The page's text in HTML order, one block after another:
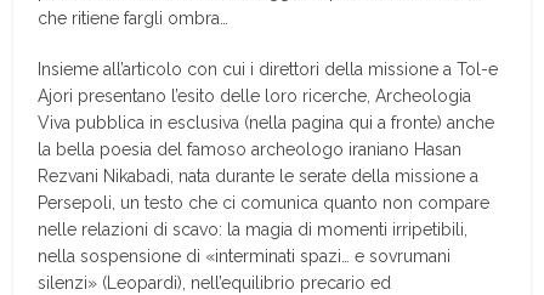
che ritiene fargli ombra…
Insieme all’articolo con cui i direttori della missione a Tol-e
Ajori presentano l’esito delle loro ricerche, Archeologia
Viva pubblica in esclusiva (nella pagina qui a fronte) anche
la bella poesia del famoso archeologo iraniano Hasan
Rezvani Nikabadi, nata durante le serate della missione a
Persepoli, un testo che ci comunica quanto non compare
nelle relazioni di scavo: la magia di momenti irripetibili,
nella sospensione di «interminati spazi… e sovrumani
silenzi» (Leopardi), nell’equilibrio precario ed